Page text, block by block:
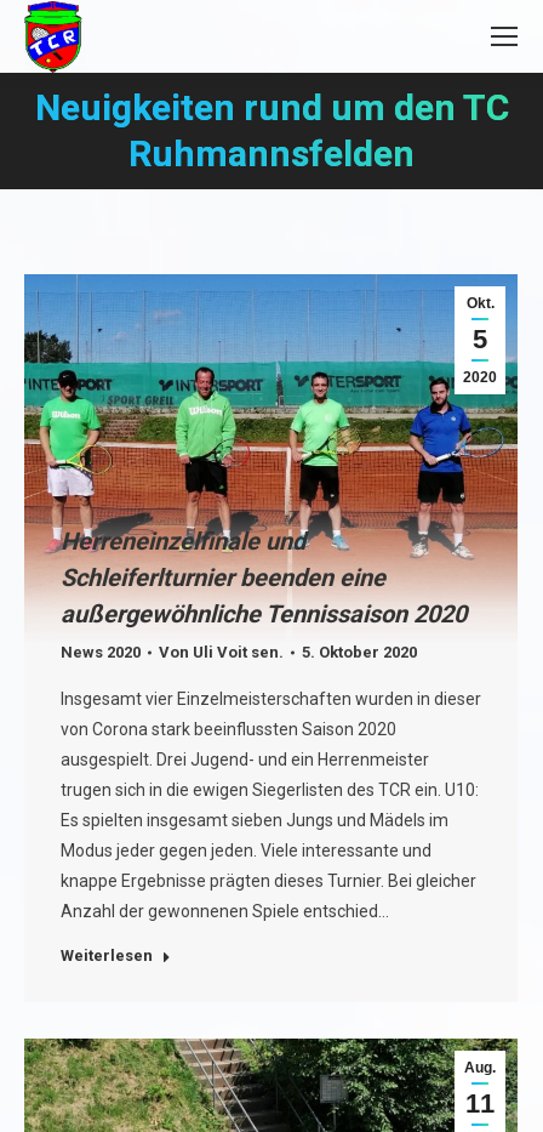
Neuigkeiten rund um den TC
Ruhmannsfelden
Okt.
5
2020
Herreneinzelfinale und
Schleiferlturnier beenden eine
außergewöhnliche Tennissaison 2020
News 2020 Von Uli Voit sen. 5. Oktober 2020
Insgesamt vier Einzelmeisterschaften wurden in dieser
von Corona stark beeinflussten Saison 2020
ausgespielt. Drei Jugend- und ein Herrenmeister
trugen sich in die ewigen Siegerlisten des TCR ein. U10:
Es spielten insgesamt sieben Jungs und Mädels im
Modus jeder gegen jeden. Viele interessante und
knappe Ergebnisse prägten dieses Turnier. Bei gleicher
Anzahl der gewonnenen Spiele entschied…
Weiterlesen
Aug.
11